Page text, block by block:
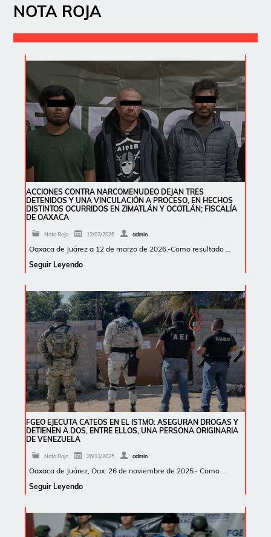
NOTA ROJA
ACCIONES CONTRA NARCOMENUDEO DEJAN TRES
DETENIDOS Y UNA VINCULACIÓN A PROCESO, EN HECHOS
DISTINTOS OCURRIDOS EN ZIMATLÁN Y OCOTLÁN; FISCALÍA
DE OAXACA
Nota Roja 12/03/2026 admin
Oaxaca de Juárez a 12 de marzo de 2026.-Como resultado …
Seguir Leyendo
FGEO EJECUTA CATEOS EN EL ISTMO: ASEGURAN DROGAS Y
DETIENEN A DOS, ENTRE ELLOS, UNA PERSONA ORIGINARIA
DE VENEZUELA
Nota Roja 26/11/2025 admin
Oaxaca de Juárez, Oax. 26 de noviembre de 2025.- Como …
Seguir Leyendo